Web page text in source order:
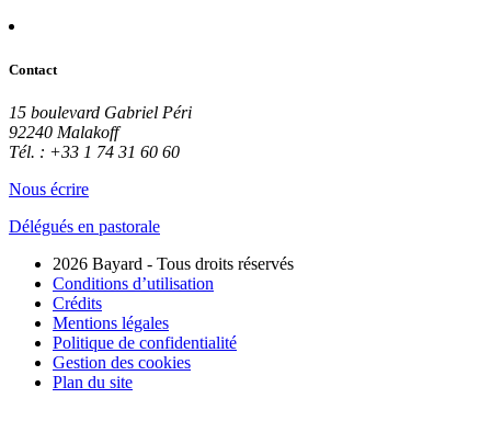
Contact
15 boulevard Gabriel Péri
92240 Malakoff
Tél. : +33 1 74 31 60 60
Nous écrire
Délégués en pastorale
2026 Bayard - Tous droits réservés
Conditions d’utilisation
Crédits
Mentions légales
Politique de confidentialité
Gestion des cookies
Plan du site